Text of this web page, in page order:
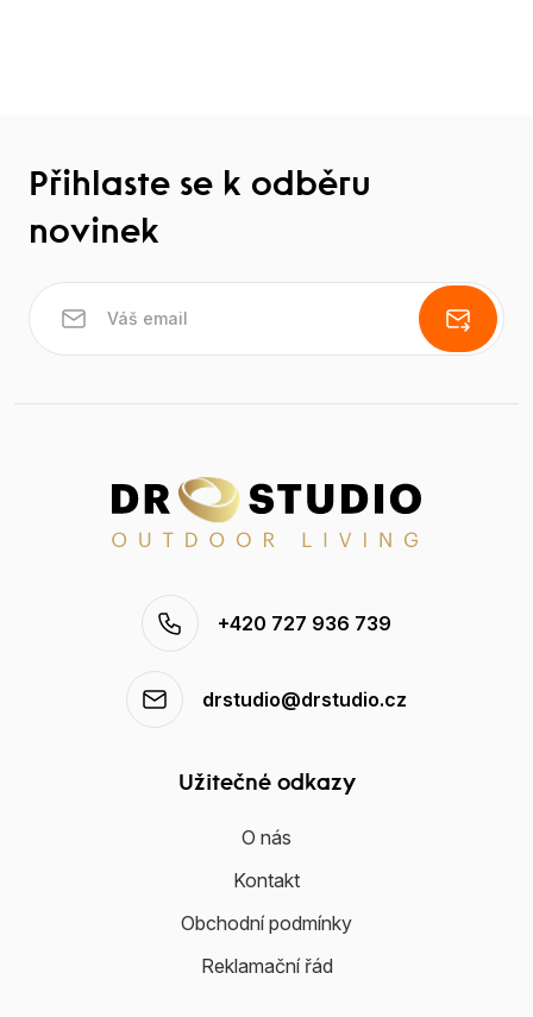
Přihlaste se k odběru
novinek
+420 727 936 739
drstudio@drstudio.cz
Užitečné odkazy
O nás
Kontakt
Obchodní podmínky
Reklamační řád